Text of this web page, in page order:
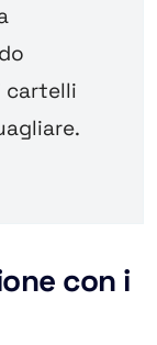
cartelli
con i